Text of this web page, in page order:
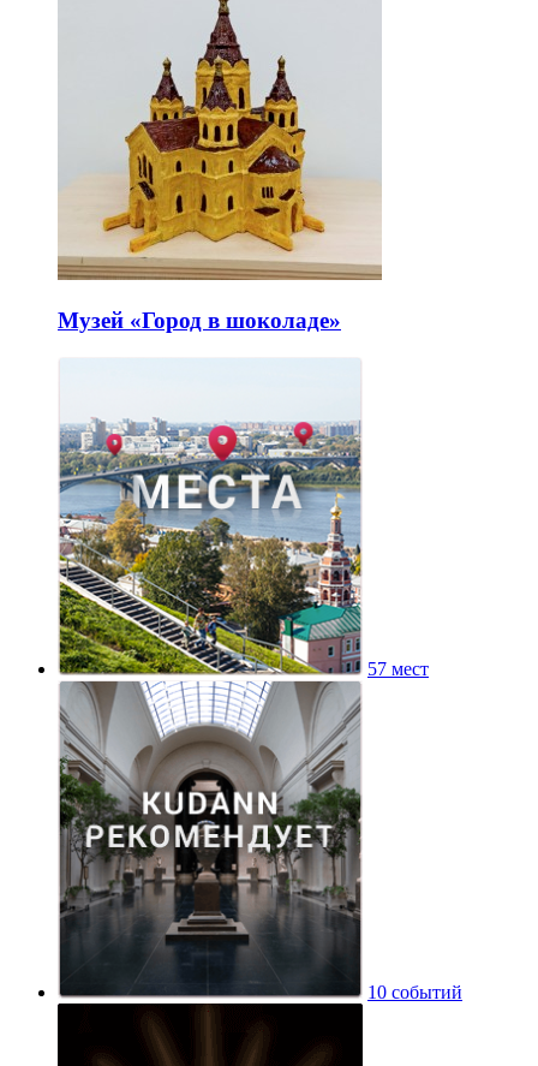
Музей «Город в шоколаде»
57 мест
10 событий